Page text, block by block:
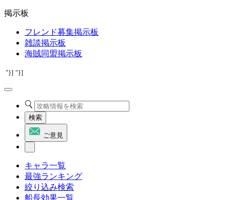
掲示板
フレンド募集掲示板
雑談掲示板
海賊同盟掲示板
"}] "}]
検索
ご意見
キャラ一覧
最強ランキング
絞り込み検索
船長効果一覧